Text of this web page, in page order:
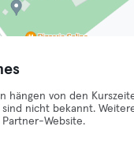
hängen von den
sind nicht bekannt.
Website.